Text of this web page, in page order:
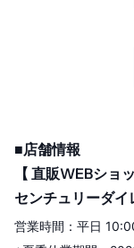
■店舗情報
【 直販WEBショッ
センチュリーダイ
営業時間：平日